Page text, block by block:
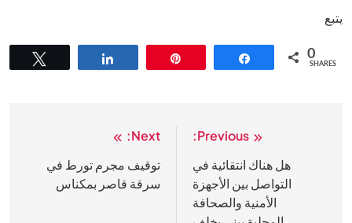
يتبع
0
SHARES
المقالات
Previous:
هل هناك انتقائية في
التواصل بين الأجهزة
الأمنية والصحافة
Next:
توقيف مجرم تورط في
سرقة قاصر بمكناس